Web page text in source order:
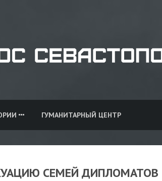
ГУМАНИТАРНЫЙ ЦЕНТР
СЕМЕЙ ДИПЛОМАТОВ